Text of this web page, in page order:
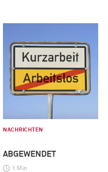
NACHRICHTEN
ABGEWENDET
1 Min